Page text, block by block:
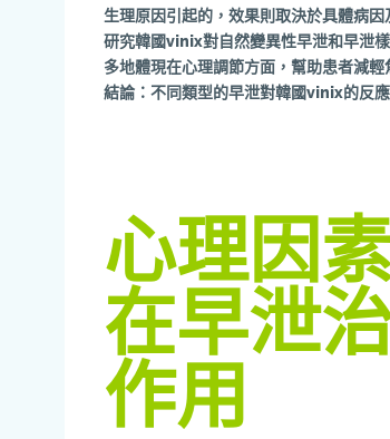
生理原因引起的，效果則取決於具體病因
研究韓國vinix對自然變異性早泄和早泄
多地體現在心理調節方面，幫助患者減
結論：不同類型的早泄對韓國vinix的反
心理因
在早泄
作用